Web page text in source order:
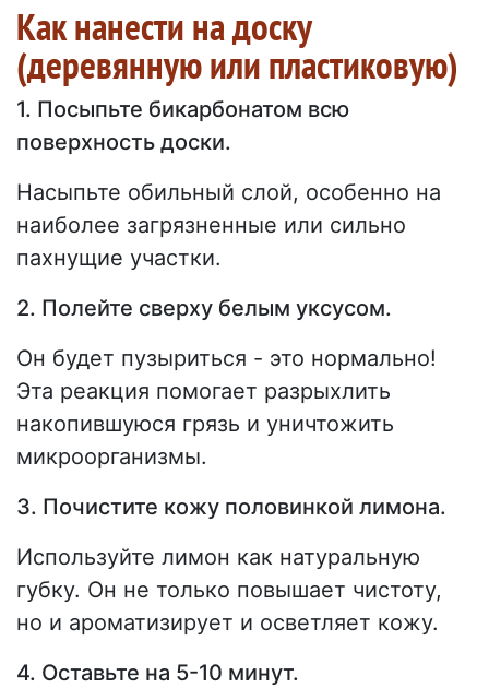
Как нанести на доску
(деревянную или пластиковую)
1. Посыпьте бикарбонатом всю
поверхность доски.
Насыпьте обильный слой, особенно на
наиболее загрязненные или сильно
пахнущие участки.
2. Полейте сверху белым уксусом.
Он будет пузыриться - это нормально!
Эта реакция помогает разрыхлить
накопившуюся грязь и уничтожить
микроорганизмы.
3. Почистите кожу половинкой лимона.
Используйте лимон как натуральную
губку. Он не только повышает чистоту,
но и ароматизирует и осветляет кожу.
4. Оставьте на 5-10 минут.